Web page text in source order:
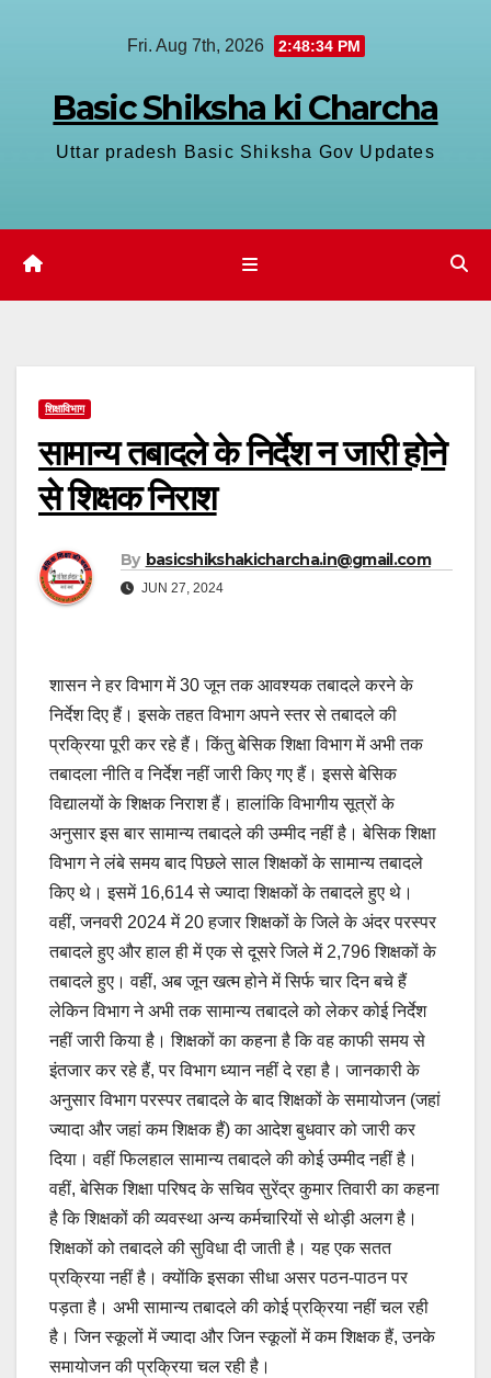
Fri. Aug 7th, 2026 2:48:34 PM
Basic Shiksha ki Charcha
Uttar pradesh Basic Shiksha Gov Updates
शिक्षाविभाग
सामान्य तबादले के निर्देश न जारी होने
से शिक्षक निराश
By basicshikshakicharcha.in@gmail.com
JUN 27, 2024
शासन ने हर विभाग में 30 जून तक आवश्यक तबादले करने के
निर्देश दिए हैं। इसके तहत विभाग अपने स्तर से तबादले की
प्रक्रिया पूरी कर रहे हैं। किंतु बेसिक शिक्षा विभाग में अभी तक
तबादला नीति व निर्देश नहीं जारी किए गए हैं। इससे बेसिक
विद्यालयों के शिक्षक निराश हैं। हालांकि विभागीय सूत्रों के
अनुसार इस बार सामान्य तबादले की उम्मीद नहीं है। बेसिक शिक्षा
विभाग ने लंबे समय बाद पिछले साल शिक्षकों के सामान्य तबादले
किए थे। इसमें 16,614 से ज्यादा शिक्षकों के तबादले हुए थे।
वहीं, जनवरी 2024 में 20 हजार शिक्षकों के जिले के अंदर परस्पर
तबादले हुए और हाल ही में एक से दूसरे जिले में 2,796 शिक्षकों के
तबादले हुए। वहीं, अब जून खत्म होने में सिर्फ चार दिन बचे हैं
लेकिन विभाग ने अभी तक सामान्य तबादले को लेकर कोई निर्देश
नहीं जारी किया है। शिक्षकों का कहना है कि वह काफी समय से
इंतजार कर रहे हैं, पर विभाग ध्यान नहीं दे रहा है। जानकारी के
अनुसार विभाग परस्पर तबादले के बाद शिक्षकों के समायोजन (जहां
ज्यादा और जहां कम शिक्षक हैं) का आदेश बुधवार को जारी कर
दिया। वहीं फिलहाल सामान्य तबादले की कोई उम्मीद नहीं है।
वहीं, बेसिक शिक्षा परिषद के सचिव सुरेंद्र कुमार तिवारी का कहना
है कि शिक्षकों की व्यवस्था अन्य कर्मचारियों से थोड़ी अलग है।
शिक्षकों को तबादले की सुविधा दी जाती है। यह एक सतत
प्रक्रिया नहीं है। क्योंकि इसका सीधा असर पठन-पाठन पर
पड़ता है। अभी सामान्य तबादले की कोई प्रक्रिया नहीं चल रही
है। जिन स्कूलों में ज्यादा और जिन स्कूलों में कम शिक्षक हैं, उनके
समायोजन की प्रक्रिया चल रही है।